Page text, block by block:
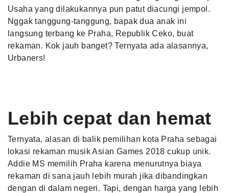
Usaha yang dilakukannya pun patut diacungi jempol.
Nggak tanggung-tanggung, bapak dua anak ini
langsung terbang ke Praha, Republik Ceko, buat
rekaman. Kok jauh banget? Ternyata ada alasannya,
Urbaners!
Lebih cepat dan hemat
Ternyata, alasan di balik pemilihan kota Praha sebagai
lokasi rekaman musik Asian Games 2018 cukup unik.
Addie MS memilih Praha karena menurutnya biaya
rekaman di sana jauh lebih murah jika dibandingkan
dengan di dalam negeri. Tapi, dengan harga yang lebih